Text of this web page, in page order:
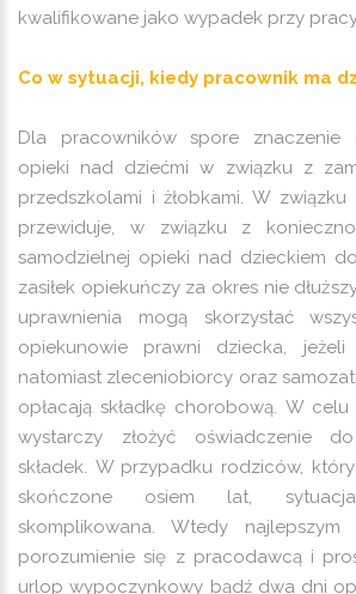
kwalifikowane jako wypadek przy
Co w sytuacji, kiedy pracownik ma
Dla pracowników spore znaczenie
opieki nad dziećmi w związku z
przedszkolami i żłobkami. W
przewiduje, w związku z
samodzielnej opieki nad dzieckiem
zasiłek opiekuńczy za okres nie
uprawnienia mogą skorzystać
opiekunowie prawni dziecka, jeżeli
natomiast zleceniobiorcy oraz
opłacają składkę chorobową. W celu
wystarczy złożyć oświadczenie
składek. W przypadku rodziców,
skończone osiem lat,
skomplikowana. Wtedy najlepszym
porozumienie się z pracodawcą i
urlop wypoczynkowy bądź dwa dni